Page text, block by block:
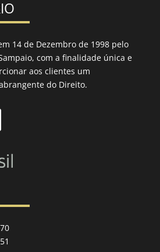
14 de Dezembro de 1998 pelo
com a finalidade única e
aos clientes um
do Direito.